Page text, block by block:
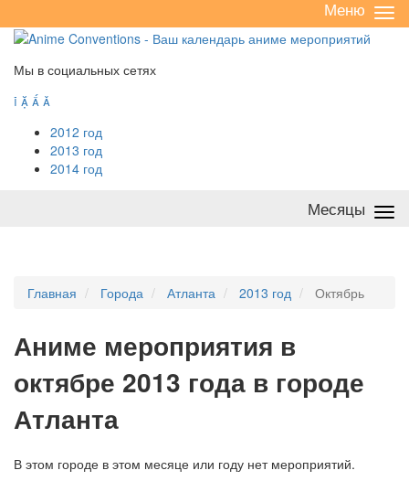
/
Меню
Мы в социальных сетях
   
2012 год
2013 год
2014 год
Месяцы
Главная Города Атланта 2013 год Октябрь
Аниме мероприятия в
октябре 2013 года в городе
Атланта
В этом городе в этом месяце или году нет мероприятий.